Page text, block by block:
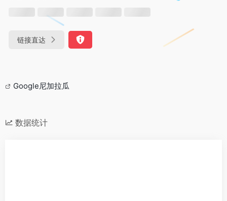
链接直达
Google尼加拉瓜
数据统计